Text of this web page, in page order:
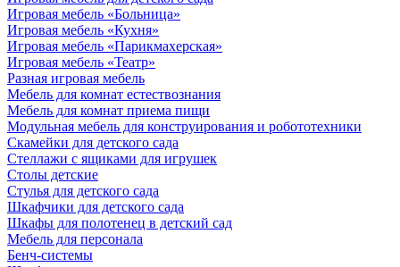
Игровая мебель «Больница»
Игровая мебель «Кухня»
Игровая мебель «Парикмахерская»
Игровая мебель «Театр»
Разная игровая мебель
Мебель для комнат естествознания
Мебель для комнат приема пищи
Модульная мебель для конструирования и робототехники
Скамейки для детского сада
Стеллажи с ящиками для игрушек
Столы детские
Стулья для детского сада
Шкафчики для детского сада
Шкафы для полотенец в детский сад
Мебель для персонала
Бенч-системы